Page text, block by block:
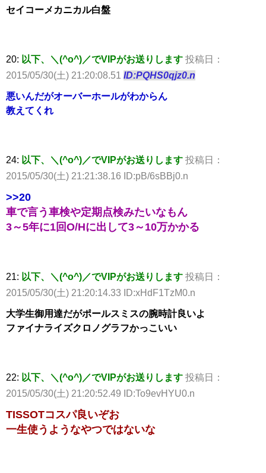
セイコーメカニカル白盤
20: 以下、＼(^o^)／でVIPがお送りします 投稿日：
2015/05/30(土) 21:20:08.51 ID:PQHS0qjz0.n
悪いんだがオーバーホールがわからん
教えてくれ
24: 以下、＼(^o^)／でVIPがお送りします 投稿日：
2015/05/30(土) 21:21:38.16 ID:pB/6sBBj0.n
>>20
車で言う車検や定期点検みたいなもん
3～5年に1回O/Hに出して3～10万かかる
21: 以下、＼(^o^)／でVIPがお送りします 投稿日：
2015/05/30(土) 21:20:14.33 ID:xHdF1TzM0.n
大学生御用達だがポールスミスの腕時計良いよ
ファイナライズクロノグラフかっこいい
22: 以下、＼(^o^)／でVIPがお送りします 投稿日：
2015/05/30(土) 21:20:52.49 ID:To9evHYU0.n
TISSOTコスパ良いぞお
一生使うようなやつではないな